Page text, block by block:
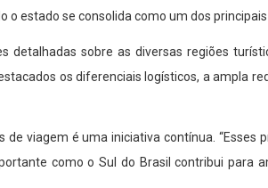
estado se consolida como um dos
sobre as diversas regiões
os diferenciais logísticos, a ampla
de viagem é uma iniciativa contínua.
como o Sul do Brasil contribui para